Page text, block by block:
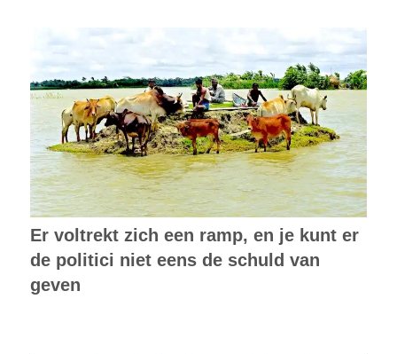
Er voltrekt zich een ramp, en je kunt er
de politici niet eens de schuld van
geven